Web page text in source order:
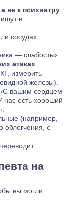
не к психиатру
в
сосудах
— слабость».
атаках
измерить
железы).
«С вашим сердцем
нас есть хороший
(например,
облегчения, с
на
вы могли